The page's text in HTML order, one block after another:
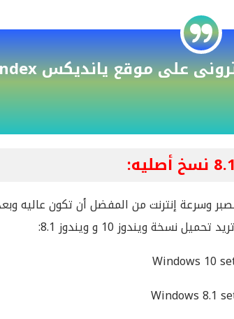
وسرعة إنترنت من المفضل أن تكون عاليه
ويندوز 10 و ويندوز 8.1:
Windows 10
Windows 8.1